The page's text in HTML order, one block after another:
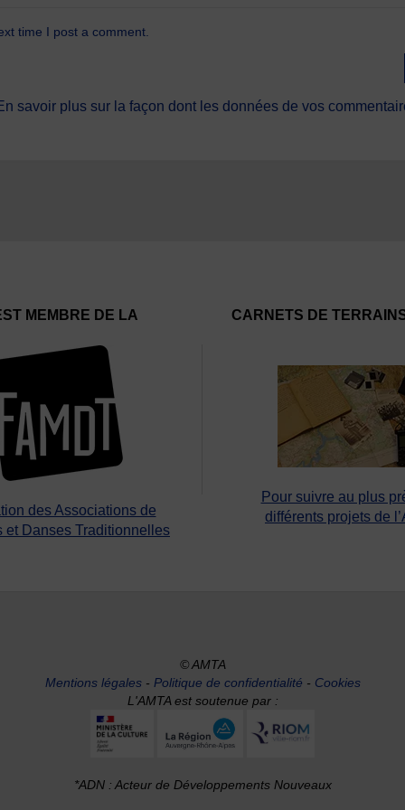
time I post a comment.
savoir plus sur la façon dont les données de vos
MEMBRE DE LA
des Associations de
et Danses Traditionnelles
CARNETS DE
Pour suivre au plus
différents projets de
© AMTA
Mentions légales- Politique de confidentialité - Cookies
L'AMTA est soutenue par :
*ADN : Acteur de Développements Nouveaux